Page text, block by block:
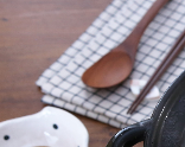
酢
新商品一覧
キャンペーン情報